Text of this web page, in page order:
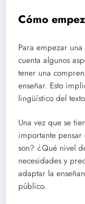
Cómo
Para empezar
cuenta algunos
tener una
enseñar. Esto
lingüístico del
Una vez que se
importante
son? ¿Qué nivel
necesidades y
adaptar la
público.